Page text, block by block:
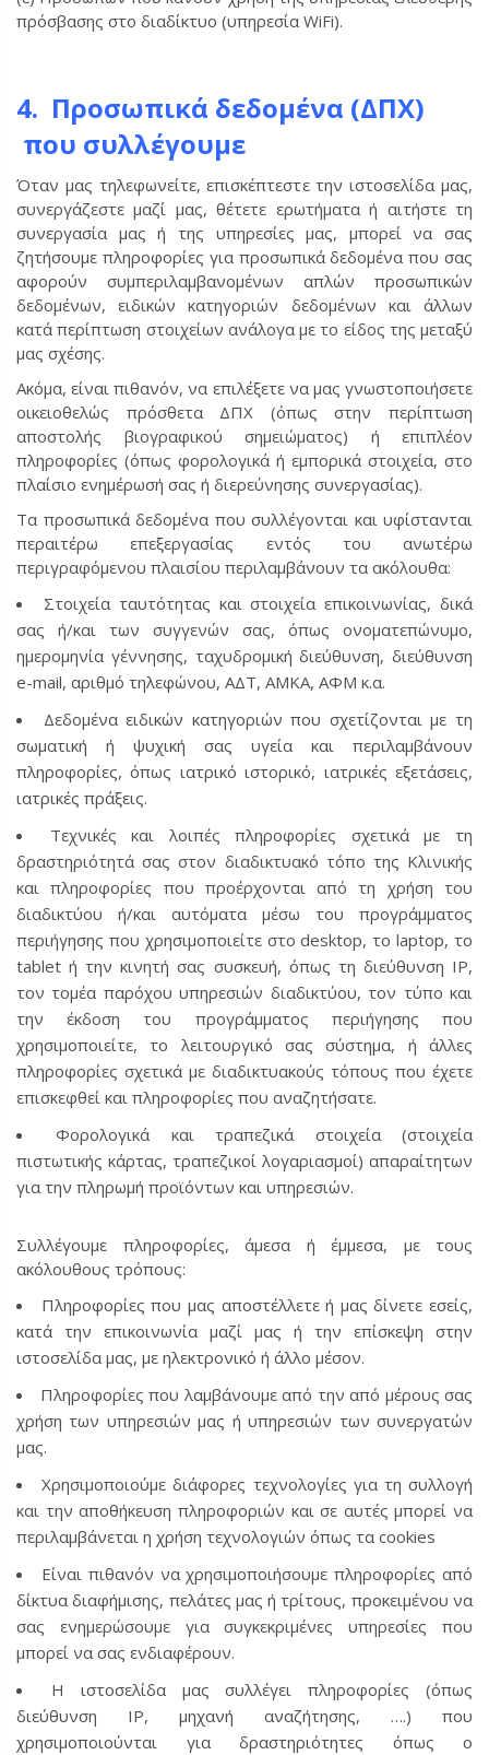
πρόσβασης στο διαδίκτυο (υπηρεσία WiFi).
4. Προσωπικά δεδομένα (ΔΠΧ)
που συλλέγουμε
Όταν μας τηλεφωνείτε, επισκέπτεστε την ιστοσελίδα μας,
συνεργάζεστε μαζί μας, θέτετε ερωτήματα ή αιτήστε τη
συνεργασία μας ή της υπηρεσίες μας, μπορεί να σας
ζητήσουμε πληροφορίες για προσωπικά δεδομένα που σας
αφορούν συμπεριλαμβανομένων απλών προσωπικών
δεδομένων, ειδικών κατηγοριών δεδομένων και άλλων
κατά περίπτωση στοιχείων ανάλογα με το είδος της μεταξύ
μας σχέσης.
Ακόμα, είναι πιθανόν, να επιλέξετε να μας γνωστοποιήσετε
οικειοθελώς πρόσθετα ΔΠΧ (όπως στην περίπτωση
αποστολής βιογραφικού σημειώματος) ή επιπλέον
πληροφορίες (όπως φορολογικά ή εμπορικά στοιχεία, στο
πλαίσιο ενημέρωσή σας ή διερεύνησης συνεργασίας).
Τα προσωπικά δεδομένα που συλλέγονται και υφίστανται
περαιτέρω επεξεργασίας εντός του ανωτέρω
περιγραφόμενου πλαισίου περιλαμβάνουν τα ακόλουθα:
Στοιχεία ταυτότητας και στοιχεία επικοινωνίας, δικά
σας ή/και των συγγενών σας, όπως ονοματεπώνυμο,
ημερομηνία γέννησης, ταχυδρομική διεύθυνση, διεύθυνση
e-mail, αριθμό τηλεφώνου, ΑΔΤ, ΑΜΚΑ, ΑΦΜ κ.α.
Δεδομένα ειδικών κατηγοριών που σχετίζονται με τη
σωματική ή ψυχική σας υγεία και περιλαμβάνουν
πληροφορίες, όπως ιατρικό ιστορικό, ιατρικές εξετάσεις,
ιατρικές πράξεις.
Τεχνικές και λοιπές πληροφορίες σχετικά με τη
δραστηριότητά σας στον διαδικτυακό τόπο της Κλινικής
και πληροφορίες που προέρχονται από τη χρήση του
διαδικτύου ή/και αυτόματα μέσω του προγράμματος
περιήγησης που χρησιμοποιείτε στο desktop, το laptop, το
tablet ή την κινητή σας συσκευή, όπως τη διεύθυνση IP,
τον τομέα παρόχου υπηρεσιών διαδικτύου, τον τύπο και
την έκδοση του προγράμματος περιήγησης που
χρησιμοποιείτε, το λειτουργικό σας σύστημα, ή άλλες
πληροφορίες σχετικά με διαδικτυακούς τόπους που έχετε
επισκεφθεί και πληροφορίες που αναζητήσατε.
Φορολογικά και τραπεζικά στοιχεία (στοιχεία
πιστωτικής κάρτας, τραπεζικοί λογαριασμοί) απαραίτητων
για την πληρωμή προϊόντων και υπηρεσιών.
Συλλέγουμε πληροφορίες, άμεσα ή έμμεσα, με τους
ακόλουθους τρόπους:
Πληροφορίες που μας αποστέλλετε ή μας δίνετε εσείς,
κατά την επικοινωνία μαζί μας ή την επίσκεψη στην
ιστοσελίδα μας, με ηλεκτρονικό ή άλλο μέσον.
Πληροφορίες που λαμβάνουμε από την από μέρους σας
χρήση των υπηρεσιών μας ή υπηρεσιών των συνεργατών
μας.
Χρησιμοποιούμε διάφορες τεχνολογίες για τη συλλογή
και την αποθήκευση πληροφοριών και σε αυτές μπορεί να
περιλαμβάνεται η χρήση τεχνολογιών όπως τα cookies
Είναι πιθανόν να χρησιμοποιήσουμε πληροφορίες από
δίκτυα διαφήμισης, πελάτες μας ή τρίτους, προκειμένου να
σας ενημερώσουμε για συγκεκριμένες υπηρεσίες που
μπορεί να σας ενδιαφέρουν.
Η ιστοσελίδα μας συλλέγει πληροφορίες (όπως
διεύθυνση ΙΡ, μηχανή αναζήτησης, ….) που
χρησιμοποιούνται για δραστηριότητες όπως ο